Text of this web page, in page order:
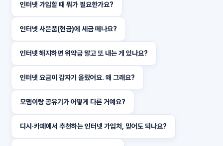
인터넷 가입할 때 뭐가 필요한가요?
인터넷 사은품(현금)에 세금 떼나요?
인터넷 해지하면 위약금 말고 또 내는 게 있나요?
인터넷 요금이 갑자기 올랐어요. 왜 그래요?
모뎀이랑 공유기가 어떻게 다른 거예요?
디시·카페에서 추천하는 인터넷 가입처, 믿어도 되나요?